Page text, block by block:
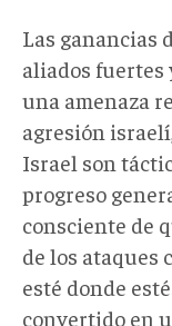
Las ganancias
aliados fuertes
una amenaza
agresión
Israel son
progreso
consciente de
de los ataques
esté donde
convertido en